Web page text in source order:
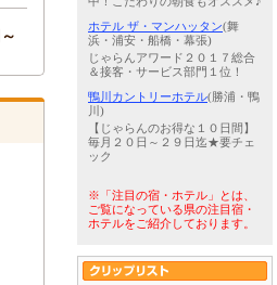
ホテル ザ・マンハッタン(舞
浜・浦安・船橋・幕張)
じゃらんアワード２０１７総合
＆接客・サービス部門１位！
鴨川カントリーホテル(勝浦・鴨
川)
【じゃらんのお得な１０日間】
毎月２０日～２９日迄★要チェ
ック
※「注目の宿・ホテル」とは、
ご覧になっている県の注目宿・
ホテルをご紹介しております。